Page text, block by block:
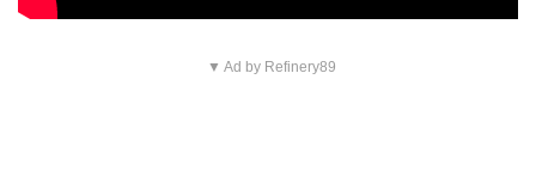
▼ Ad by Refinery89